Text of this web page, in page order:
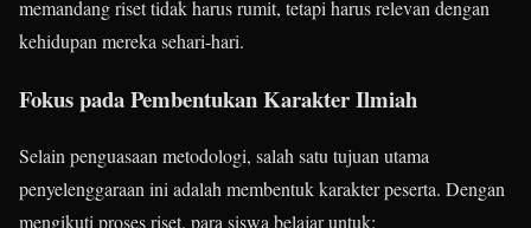
memandang riset tidak harus rumit, tetapi harus relevan dengan
kehidupan mereka sehari-hari.
Fokus pada Pembentukan Karakter Ilmiah
Selain penguasaan metodologi, salah satu tujuan utama
penyelenggaraan ini adalah membentuk karakter peserta. Dengan
mengikuti proses riset, para siswa belajar untuk: